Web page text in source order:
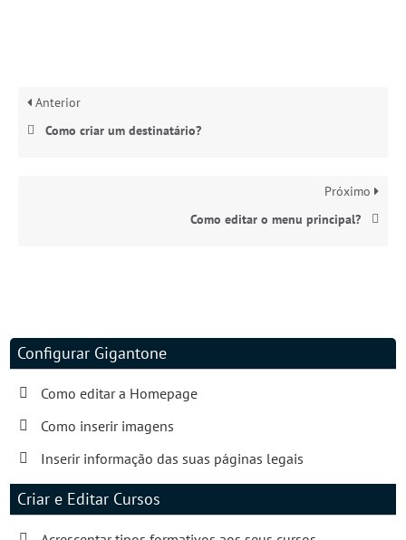
Configurar Gigantone
Como editar a Homepage
Como inserir imagens
Inserir informação das suas páginas legais
Criar e Editar Cursos
Anterior
Como criar um destinatário?
Próximo
Como editar o menu principal?